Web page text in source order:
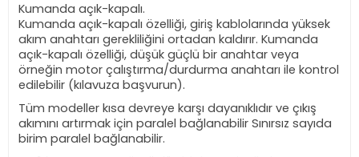
Kumanda açık-kapalı.
Kumanda açık-kapalı özelliği, giriş kablolarında yüksek
akım anahtarı gerekliliğini ortadan kaldırır. Kumanda
açık-kapalı özelliği, düşük güçlü bir anahtar veya
örneğin motor çalıştırma/durdurma anahtarı ile kontrol
edilebilir (kılavuza başvurun).
Tüm modeller kısa devreye karşı dayanıklıdır ve çıkış
akımını artırmak için paralel bağlanabilir Sınırsız sayıda
birim paralel bağlanabilir.